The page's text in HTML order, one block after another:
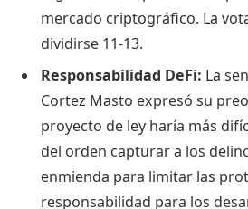
mercado criptográfico. La
dividirse 11-13.
Responsabilidad DeFi: La
Cortez Masto expresó su
proyecto de ley haría más
del orden capturar a los
enmienda para limitar las
responsabilidad para los